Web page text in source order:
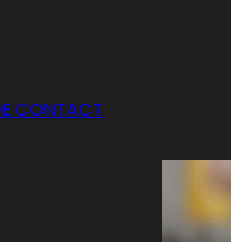
CONTACT